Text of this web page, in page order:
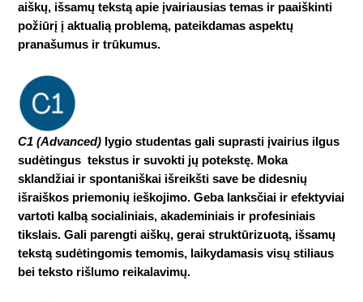
aiškų, išsamų tekstą apie įvairiausias temas ir paaiškinti
požiūrį į aktualią problemą, pateikdamas aspektų
pranašumus ir trūkumus.
C1 (Advanced) lygio studentas gali suprasti įvairius ilgus
sudėtingus tekstus ir suvokti jų potekstę. Moka
sklandžiai ir spontaniškai išreikšti save be didesnių
išraiškos priemonių ieškojimo. Geba lanksčiai ir efektyviai
vartoti kalbą socialiniais, akademiniais ir profesiniais
tikslais. Gali parengti aiškų, gerai struktūrizuotą, išsamų
tekstą sudėtingomis temomis, laikydamasis visų stiliaus
bei teksto rišlumo reikalavimų.